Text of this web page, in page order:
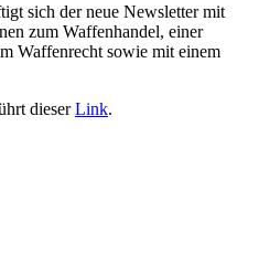
sich der neue Newsletter mit
zum Waffenhandel, einer
Waffenrecht sowie mit einem
dieserLink.